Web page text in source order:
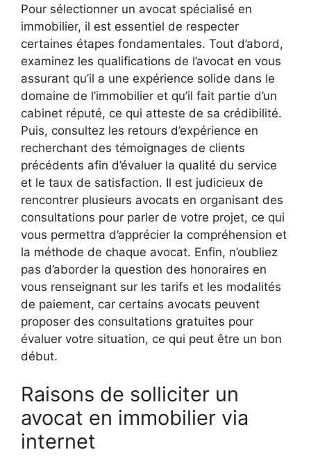
Pour sélectionner un avocat spécialisé en
immobilier, il est essentiel de respecter
certaines étapes fondamentales. Tout d’abord,
examinez les qualifications de l’avocat en vous
assurant qu’il a une expérience solide dans le
domaine de l’immobilier et qu’il fait partie d’un
cabinet réputé, ce qui atteste de sa crédibilité.
Puis, consultez les retours d’expérience en
recherchant des témoignages de clients
précédents afin d’évaluer la qualité du service
et le taux de satisfaction. Il est judicieux de
rencontrer plusieurs avocats en organisant des
consultations pour parler de votre projet, ce qui
vous permettra d’apprécier la compréhension et
la méthode de chaque avocat. Enfin, n’oubliez
pas d’aborder la question des honoraires en
vous renseignant sur les tarifs et les modalités
de paiement, car certains avocats peuvent
proposer des consultations gratuites pour
évaluer votre situation, ce qui peut être un bon
début.
Raisons de solliciter un
avocat en immobilier via
internet